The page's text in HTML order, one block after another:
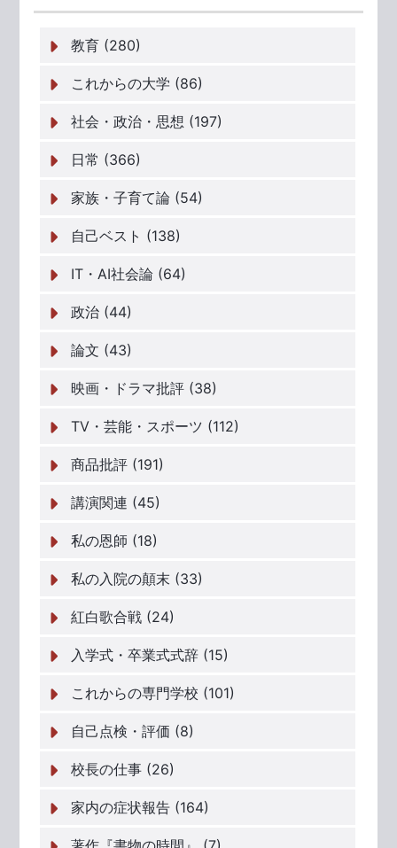
教育 (280)
これからの大学 (86)
社会・政治・思想 (197)
日常 (366)
家族・子育て論 (54)
自己ベスト (138)
IT・AI社会論 (64)
政治 (44)
論文 (43)
映画・ドラマ批評 (38)
TV・芸能・スポーツ (112)
商品批評 (191)
講演関連 (45)
私の恩師 (18)
私の入院の顛末 (33)
紅白歌合戦 (24)
入学式・卒業式式辞 (15)
これからの専門学校 (101)
自己点検・評価 (8)
校長の仕事 (26)
家内の症状報告 (164)